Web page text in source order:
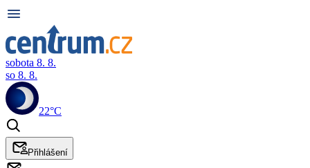
sobota 8. 8.
so 8. 8.
22°C
Přihlášení